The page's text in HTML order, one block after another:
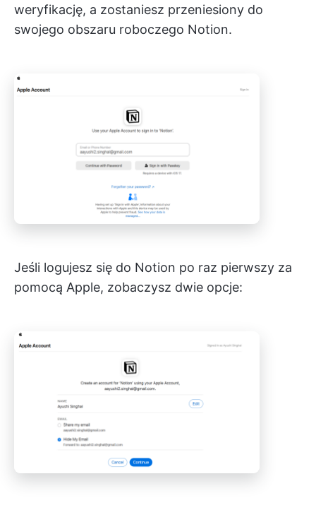
weryfikację, a zostaniesz przeniesiony do
swojego obszaru roboczego Notion.
Jeśli logujesz się do Notion po raz pierwszy za
pomocą Apple, zobaczysz dwie opcje: